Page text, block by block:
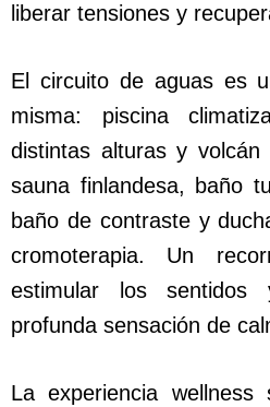
liberar tensiones y
El circuito de aguas es
misma: piscina
distintas alturas y volcán
sauna finlandesa, baño
baño de contraste y
cromoterapia. Un
estimular los sentidos
profunda sensación de
La experiencia